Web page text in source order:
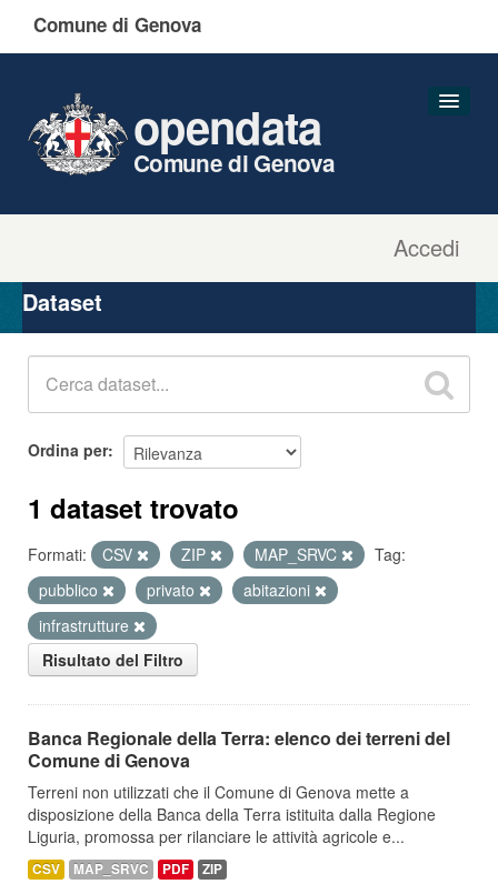
Comune di Genova
Accedi
opendata
Comune di Genova
Organizzazioni
Gruppi
Dataset
Ordina per
1 dataset trovato
Formati: CSV ZIP MAP_SRVC
Tag:
pubblico
privato
abitazioni
infrastrutture
Risultato del Filtro
Banca Regionale della Terra: elenco dei terreni del
Comune di Genova
Terreni non utilizzati che il Comune di Genova mette a
disposizione della Banca della Terra istituita dalla Regione
Liguria, promossa per rilanciare le attività agricole e...
CSV MAP_SRVC PDF ZIP